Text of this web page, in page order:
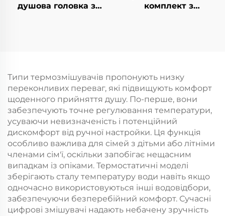
душова головка з
без свердління
комплект з
доступною ціною
Типи термозмішувачів пропонують низку
переконливих переваг, які підвищують комфорт
щоденного прийняття душу. По-перше, вони
забезпечують точне регулювання температури,
усуваючи невизначеність і потенційний
дискомфорт від ручної настройки. Ця функція
особливо важлива для сімей з дітьми або літніми
членами сім'ї, оскільки запобігає нещасним
випадкам із опіками. Термостатичні моделі
зберігають сталу температуру води навіть якщо
одночасно використовуються інші водовідбори,
забезпечуючи безперебійний комфорт. Сучасні
цифрові змішувачі надають небачену зручність